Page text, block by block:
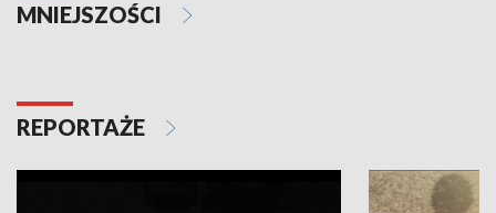
MNIEJSZOŚCI
REPORTAŻE